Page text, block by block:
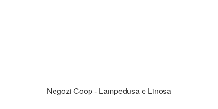
Negozi Coop - Lampedusa e Linosa